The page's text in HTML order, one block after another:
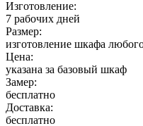
Изготовление:
7 рабочих дней
Размер:
изготовление шкафа
Цена:
указана за базовый шкаф
Замер:
бесплатно
Доставка:
бесплатно